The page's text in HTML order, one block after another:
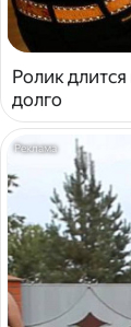
Ролик
долго